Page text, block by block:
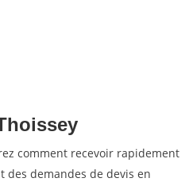
comment recevoir rapidement
des demandes de devis en